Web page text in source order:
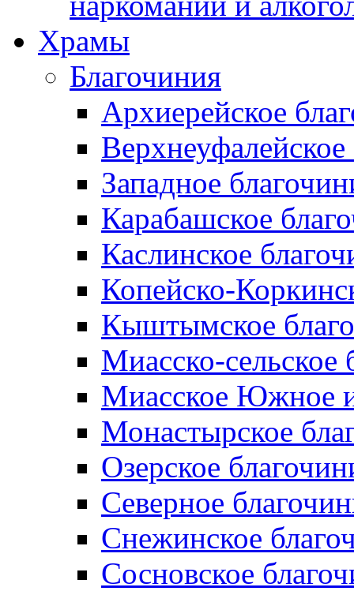
Храмы
Благочиния
Архиерейское
Верхнеуфалейское
Западное
Карабашское
Каслинское
Копейско-
Кыштымское
Миасско-сельское
Миасское Южное
Монастырское
Озерское
Северное
Снежинское
Сосновское